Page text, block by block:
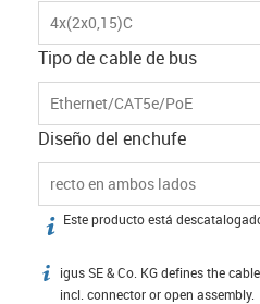
4x(2x0,15)C
Tipo de cable de bus
Ethernet/CAT5e/PoE
Diseño del enchufe
recto en ambos lados
igus-icon-info
Este producto está
igus-icon-info
igus SE & Co. KG defines the
incl. connector or open